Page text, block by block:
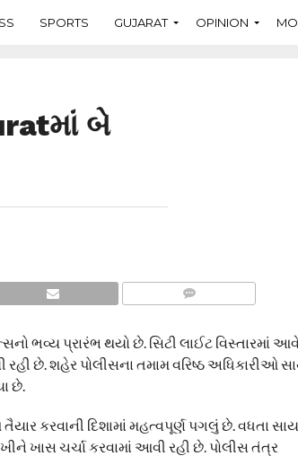
SPORTS GUJARAT OPINION
બે
ભવ્ય પ્રારંભ થયો છે. સિટી લાઈટ વિસ્તારમાં
છે. શહેર પોલીસના તમામ વરિષ્ઠ અધિકારીઓ
છે.
કરવાની દિશામાં મહત્વપૂર્ણ પગલું છે. વધતા
ખાસ ચર્ચા કરવામાં આવી રહી છે. પોલીસ તંત્ર